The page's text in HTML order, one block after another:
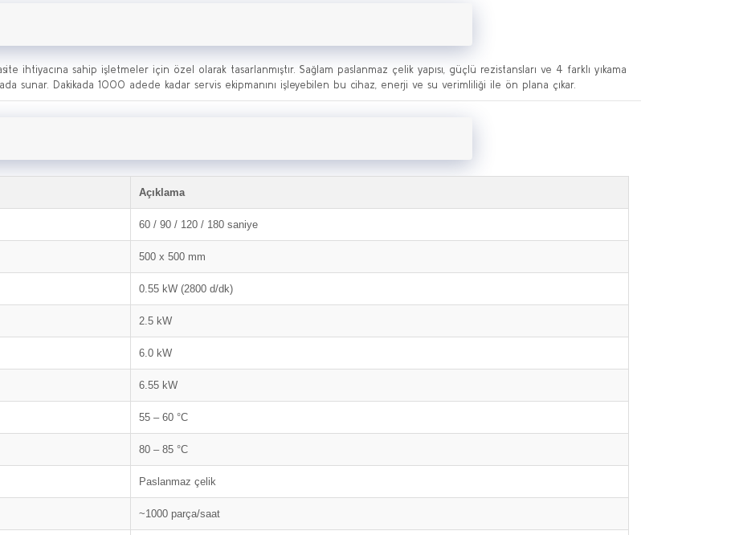
ihtiyacına sahip işletmeler için özel olarak tasarlanmıştır. Sağlam paslanmaz çelik yapısı, güçlü rezistansları ve 4 farklı yıkama
sunar. Dakikada 1000 adede kadar servis ekipmanını işleyebilen bu cihaz, enerji ve su verimliliği ile ön plana çıkar.
Açıklama
60 / 90 / 120 / 180 saniye
500 x 500 mm
0.55 kW (2800 d/dk)
2.5 kW
6.0 kW
6.55 kW
55 – 60 °C
80 – 85 °C
Paslanmaz çelik
~1000 parça/saat